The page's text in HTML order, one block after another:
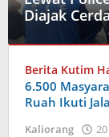
Diajak
September
oleh
Berita Kutim
6.500
Ruah Ikuti
Kaliorang